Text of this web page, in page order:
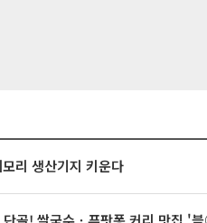
리 생산기지 키운다